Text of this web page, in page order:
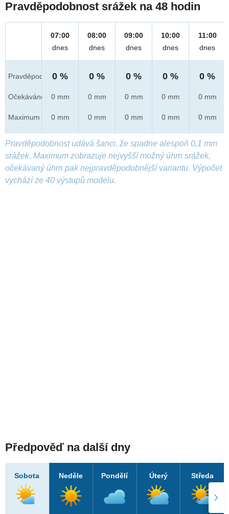
Pravděpodobnost srážek na 48 hodin
Pravděpod.
Očekáváno
Maximum
07:00
dnes
0 %
0 mm
0 mm
08:00
dnes
0 %
0 mm
0 mm
09:00
dnes
0 %
0 mm
0 mm
10:00
dnes
0 %
0 mm
0 mm
11:00
dnes
0 %
0 mm
0 mm
Pravděpodobnost udává šanci, že spadne alespoň 0,1 mm
srážek. Maximum zobrazuje nejvyšší možný úhrn srážek,
očekávaný úhrn pak nejpravděpodobnější variantu. Výpočet
vychází ze 40 výstupů modelu.
Předpověď na další dny
Sobota Neděle Pondělí Úterý Středa